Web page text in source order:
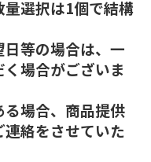
選択は1個で結構
等の場合は、一
場合がございま
場合、商品提供
絡をさせていた